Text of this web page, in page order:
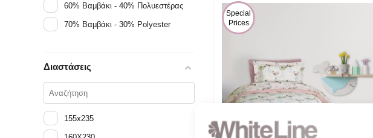
Special
Prices
60% Βαμβάκι - 40% Πολυεστέρας
70% Βαμβάκι - 30% Polyester
Διαστάσεις
155x235